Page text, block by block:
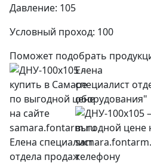
Давление: 105
Условный проход: 100
Поможет подобрать
Елена
специалист
оборудования"